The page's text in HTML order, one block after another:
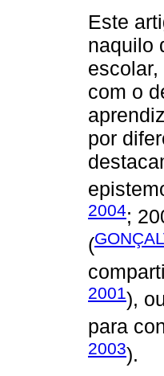
Este
naquilo
com o
por
2004;
(
2001),
para
2003).